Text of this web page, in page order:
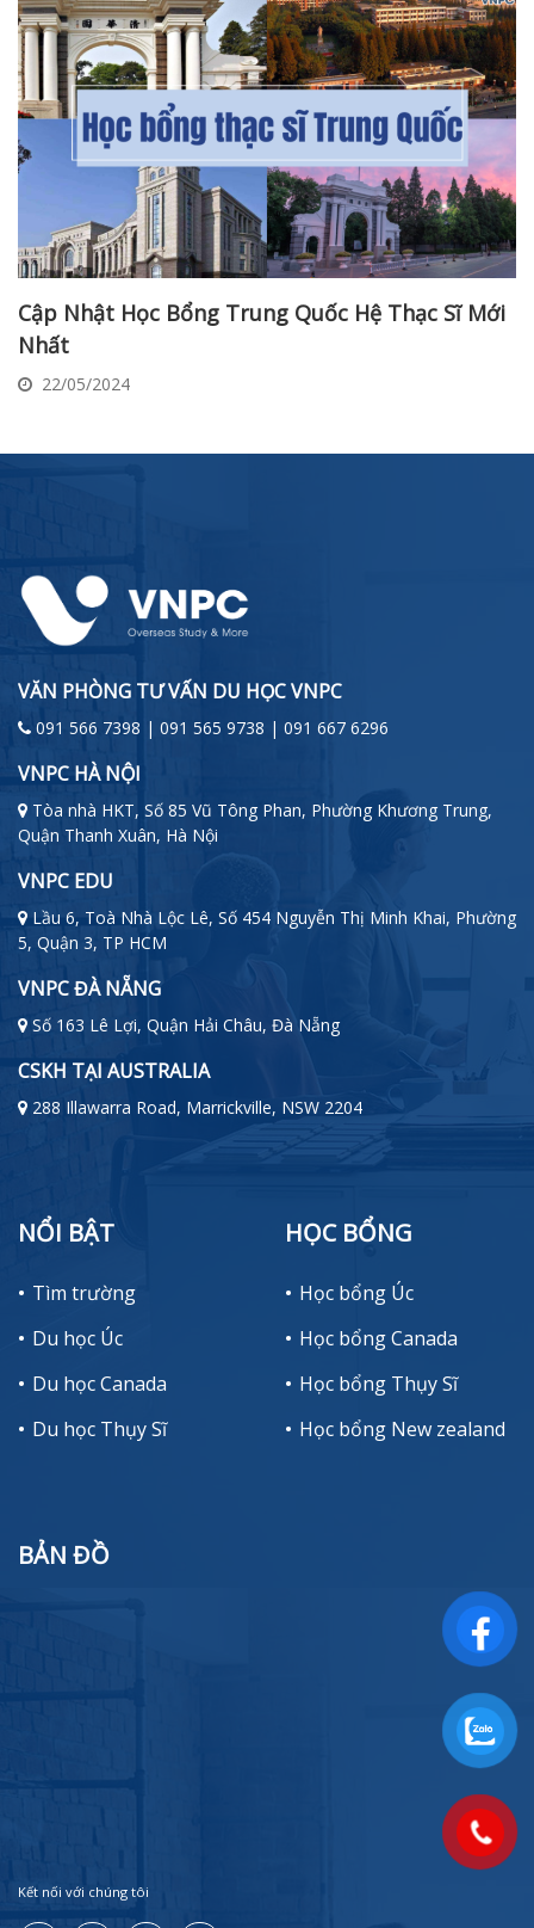
Cập Nhật Học Bổng Trung Quốc Hệ Thạc Sĩ Mới
Nhất
22/05/2024
VĂN PHÒNG TƯ VẤN DU HỌC VNPC
091 566 7398 | 091 565 9738 | 091 667 6296
VNPC HÀ NỘI
Tòa nhà HKT, Số 85 Vũ Tông Phan, Phường Khương Trung,
Quận Thanh Xuân, Hà Nội
VNPC EDU
Lầu 6, Toà Nhà Lộc Lê, Số 454 Nguyễn Thị Minh Khai, Phường
5, Quận 3, TP HCM
VNPC ĐÀ NẴNG
Số 163 Lê Lợi, Quận Hải Châu, Đà Nẵng
CSKH TẠI AUSTRALIA
288 Illawarra Road, Marrickville, NSW 2204
NỔI BẬT
Tìm trường
Du học Úc
Du học Canada
Du học Thụy Sĩ
HỌC BỔNG
Học bổng Úc
Học bổng Canada
Học bổng Thụy Sĩ
Học bổng New zealand
BẢN ĐỒ
Kết nối với chúng tôi